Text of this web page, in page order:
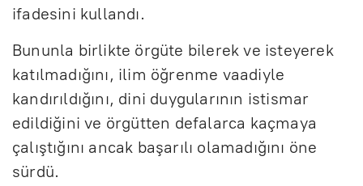
ifadesini kullandı.
Bununla birlikte örgüte bilerek ve isteyerek
katılmadığını, ilim öğrenme vaadiyle
kandırıldığını, dini duygularının istismar
edildiğini ve örgütten defalarca kaçmaya
çalıştığını ancak başarılı olamadığını öne
sürdü.